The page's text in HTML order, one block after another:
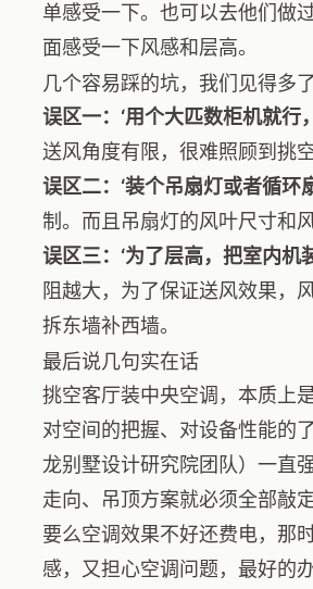
单感受一下。也可以去他们做
面感受一下风感和层高。
几个容易踩的坑，我们见得多了
误区一：‘用个大匹数柜机就行
送风角度有限，很难照顾到挑
误区二：‘装个吊扇灯或者循环
制。而且吊扇灯的风叶尺寸和
误区三：‘为了层高，把室内机
阻越大，为了保证送风效果，
拆东墙补西墙。
最后说几句实在话
挑空客厅装中央空调，本质上
对空间的把握、对设备性能的
龙别墅设计研究院团队）一直
走向、吊顶方案就必须全部敲
要么空调效果不好还费电，那
感，又担心空调问题，最好的